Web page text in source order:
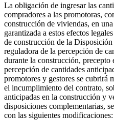
La obligación de ingresar las
compradores a las promotoras,
construcción de viviendas, en
garantizada a estos efectos
de construcción de la
reguladora de la percepción de
durante la construcción,
percepción de cantidades
promotores y gestores se cubrirá
el incumplimiento del contrato,
anticipadas en la construcción y
disposiciones complementarias,
con las siguientes modificaciones: